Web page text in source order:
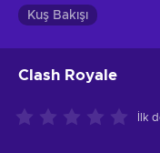
Kuş Bakışı
Clash Royale
İlk